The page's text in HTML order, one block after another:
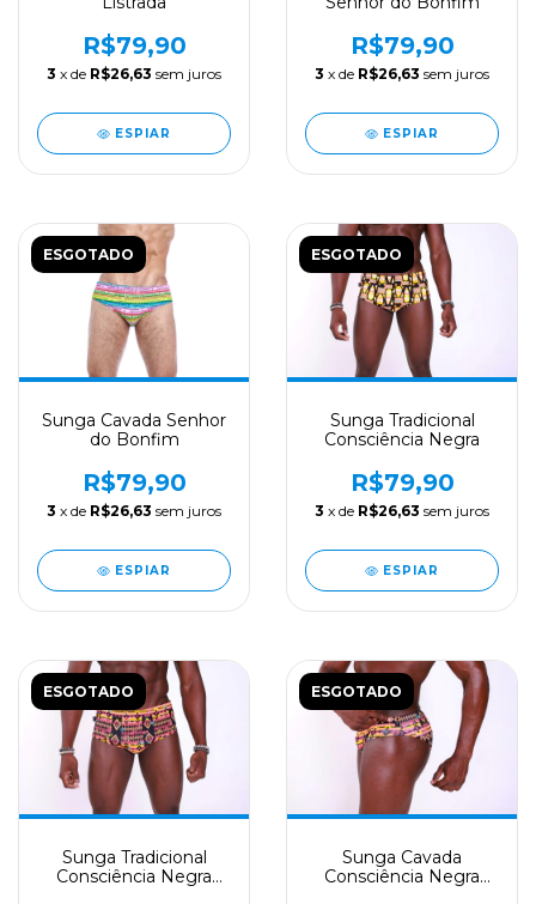
R$79,90
3 x de R$26,63 sem juros
ESPIAR
R$79,90
3 x de R$26,63 sem juros
ESPIAR
ESGOTADO
Sunga Cavada Senhor
do Bonfim
R$79,90
3 x de R$26,63 sem juros
ESPIAR
ESGOTADO
Sunga Tradicional
Consciência Negra
R$79,90
3 x de R$26,63 sem juros
ESPIAR
ESGOTADO
Sunga Tradicional
Consciência Negra
ESGOTADO
Sunga Cavada
Consciência Negra